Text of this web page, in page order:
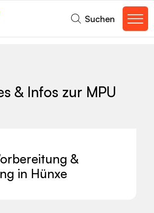
& Infos zur MPU
&
in Hünxe
Suchen